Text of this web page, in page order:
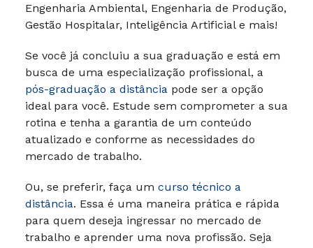
Engenharia Ambiental, Engenharia de Produção,
Gestão Hospitalar, Inteligência Artificial e mais!
Se você já concluiu a sua graduação e está em
busca de uma especialização profissional, a
pós-graduação a distância pode ser a opção
ideal para você. Estude sem comprometer a sua
rotina e tenha a garantia de um conteúdo
atualizado e conforme as necessidades do
mercado de trabalho.
Ou, se preferir, faça um curso técnico a
distância. Essa é uma maneira prática e rápida
para quem deseja ingressar no mercado de
trabalho e aprender uma nova profissão. Seja